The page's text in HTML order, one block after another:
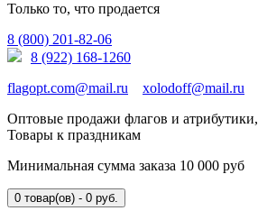
Только то, что продается
8 (800) 201-82-06
8 (922) 168-1260
flagopt.com@mail.ru
xolodoff@mail.ru
Оптовые продажи флагов и атрибутики,
Товары к праздникам
Минимальная сумма заказа 10 000 руб
0 товар(ов) - 0 руб.